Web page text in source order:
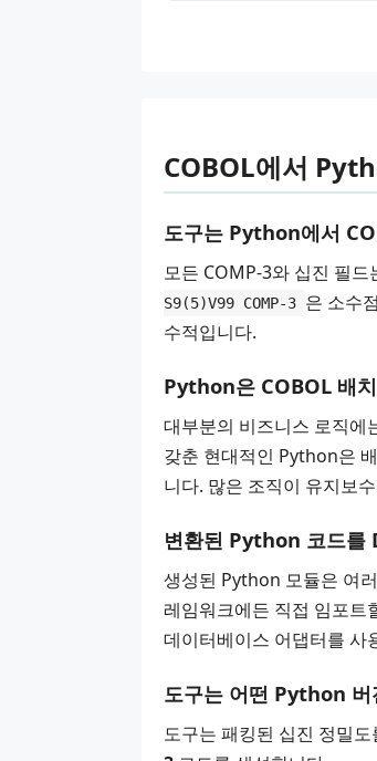
COBOL에서
도구는 Python에서
모든 COMP-3와 십진 필드
S9(5)V99 COMP-3 은 소수
수적입니다.
Python은 COBOL 배
대부분의 비즈니스 로직에
갖춘 현대적인 Python은
니다. 많은 조직이 유지보
변환된 Python 코드를
생성된 Python 모듈은 여
레임워크에든 직접 임포트
데이터베이스 어댑터를 사
도구는 어떤 Python 버
도구는 패킹된 십진 정밀